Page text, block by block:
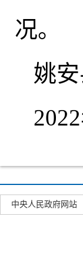
况。
姚
中央人民政府网站